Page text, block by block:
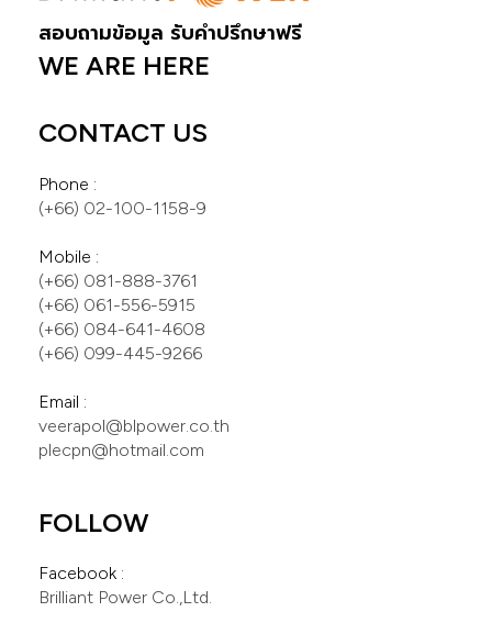
สอบถามข้อมูล รับคำปรึกษาฟรี
WE ARE HERE
CONTACT US
(+66) 081-888-3761
(+66) 061-556-5915
(+66) 084-641-4608
(+66) 099-445-9266
veerapol@blpower.co.th
plecpn@hotmail.com
FOLLOW
Brilliant Power Co.,Ltd.